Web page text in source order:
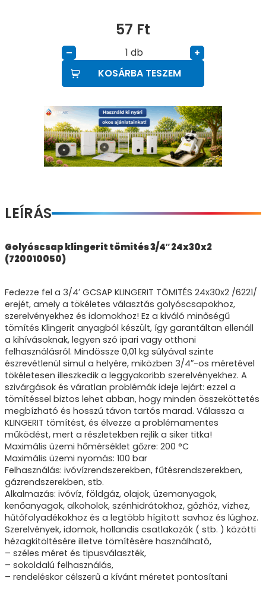
57 Ft
– db
+
KOSÁRBA TESZEM
LEÍRÁS
Golyóscsap klingerit tömités 3/4″ 24x30x2
(720010050)
Fedezze fel a 3/4′ GCSAP KLINGERIT TÖMITÉS 24x30x2 /6221/
erejét, amely a tökéletes választás golyóscsapokhoz,
szerelvényekhez és idomokhoz! Ez a kiváló minőségű
tömítés Klingerit anyagból készült, így garantáltan ellenáll
a kihívásoknak, legyen szó ipari vagy otthoni
felhasználásról. Mindössze 0,01 kg súlyával szinte
észrevétlenül simul a helyére, miközben 3/4″-os méretével
tökéletesen illeszkedik a leggyakoribb szerelvényekhez. A
szivárgások és váratlan problémák ideje lejárt: ezzel a
tömítéssel biztos lehet abban, hogy minden összeköttetés
megbízható és hosszú távon tartós marad. Válassza a
KLINGERIT tömítést, és élvezze a problémamentes
működést, mert a részletekben rejlik a siker titka!
Maximális üzemi hőmérséklet gőzre: 200 °C
Maximális üzemi nyomás: 100 bar
Felhasználás: ivóvízrendszerekben, fűtésrendszerekben,
gázrendszerekben, stb.
Alkalmazás: ivóvíz, földgáz, olajok, üzemanyagok,
kenőanyagok, alkoholok, szénhidrátokhoz, gőzhöz, vízhez,
hűtőfolyadékokhoz és a legtöbb hígított savhoz és lúghoz.
Szerelvények, idomok, hollandis csatlakozók ( stb. ) közötti
hézagkitöltésére illetve tömítésére használható,
– széles méret és tipusválaszték,
– sokoldalú felhasználás,
– rendeléskor célszerű a kívánt méretet pontosítani